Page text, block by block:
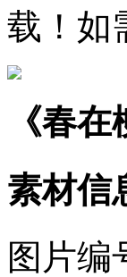
载！如
《春
素材信
图片编